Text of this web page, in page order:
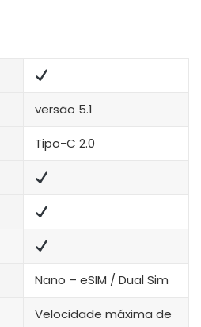
versão 5.1
Tipo-C 2.0
Nano – eSIM / Dual Sim
Velocidade máxima de